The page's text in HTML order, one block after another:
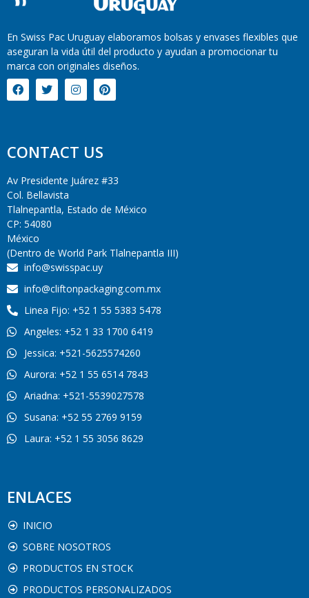
En Swiss Pac Uruguay elaboramos bolsas y envases flexibles que
aseguran la vida útil del producto y ayudan a promocionar tu
marca con originales diseños.
CONTACT US
Av Presidente Juárez #33
Col. Bellavista
Tlalnepantla, Estado de México
CP: 54080
México
(Dentro de World Park Tlalnepantla III)
info@swisspac.uy
info@cliftonpackaging.com.mx
Linea Fijo: +52 1 55 5383 5478
Angeles: +52 1 33 1700 6419
Jessica: +521-5625574260
Aurora: +52 1 55 6514 7843
Ariadna: +521-5539027578
Susana: +52 55 2769 9159
Laura: +52 1 55 3056 8629
ENLACES
INICIO
SOBRE NOSOTROS
PRODUCTOS EN STOCK
PRODUCTOS PERSONALIZADOS